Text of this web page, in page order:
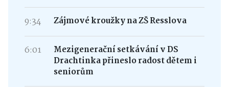
9:34 Zájmové kroužky na ZŠ Resslova
6:01
Mezigenerační setkávání v DS
Drachtinka přineslo radost dětem i
seniorům